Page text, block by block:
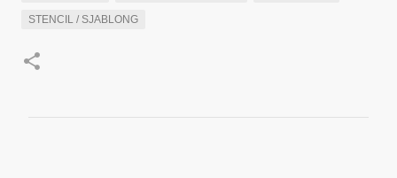
STENCIL / SJABLONG